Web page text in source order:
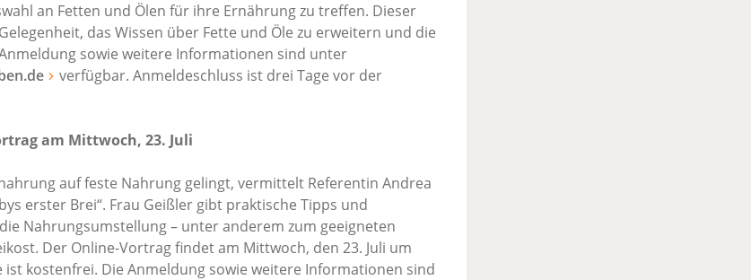
an Fetten und Ölen für ihre Ernährung zu treffen. Dieser
das Wissen über Fette und Öle zu erweitern und die
sowie weitere Informationen sind unter
verfügbar. Anmeldeschluss ist drei Tage vor der
am Mittwoch, 23. Juli
auf feste Nahrung gelingt, vermittelt Referentin Andrea
erster Brei“. Frau Geißler gibt praktische Tipps und
Nahrungsumstellung – unter anderem zum geeigneten
Der Online-Vortrag findet am Mittwoch, den 23. Juli um
ist kostenfrei. Die Anmeldung sowie weitere Informationen sind